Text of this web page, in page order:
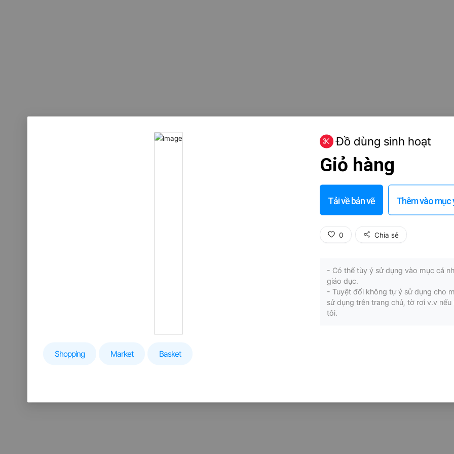
Đồ dùng sinh hoạt
Giỏ hàng
Tải về bản vẽ Thêm vào mục
0 Chia sẻ
- Có thể tùy ý sử dụng vào mục cá
giáo dục.
- Tuyệt đối không tự ý sử dụng cho
sử dụng trên trang chủ, tờ rơi v.v
tôi.
Shopping Market Basket